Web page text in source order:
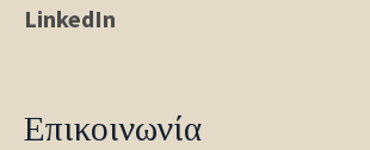
LinkedIn
Επικοινωνία